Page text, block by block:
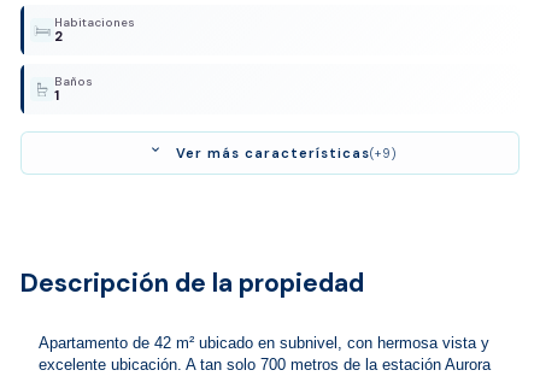
Habitaciones
2
Baños
1
expand_more Ver más características(+9)
Descripción de la propiedad
Apartamento de 42 m² ubicado en subnivel, con hermosa vista y
excelente ubicación. A tan solo 700 metros de la estación Aurora